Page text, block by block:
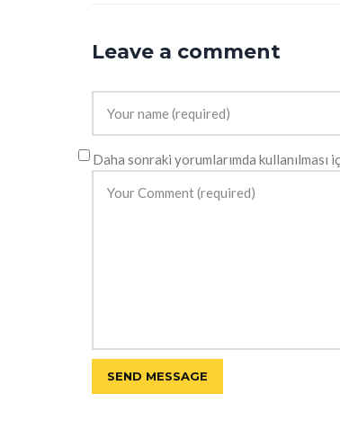
Leave a comment
Daha sonraki yorumlarımda kullanılması